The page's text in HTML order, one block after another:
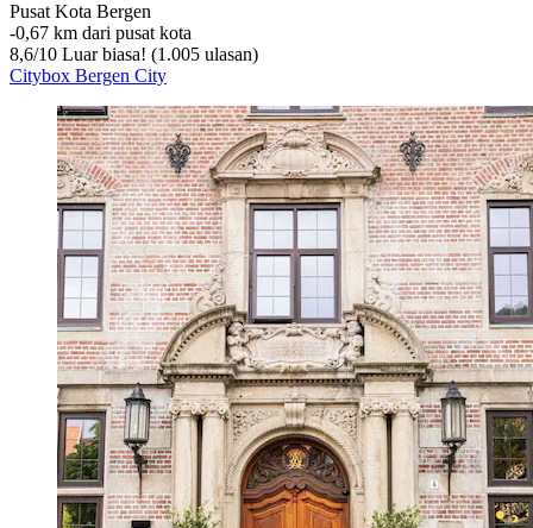
Pusat Kota Bergen
‐0,67 km dari pusat kota
8,6/10 Luar biasa! (1.005 ulasan)
Citybox Bergen City